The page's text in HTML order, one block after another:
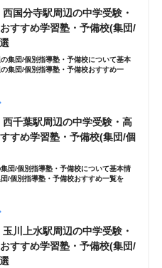
西国分寺駅周辺の中学受験・
すすめ学習塾・予備校(集団/
集団/個別指導塾・予備校について基本
集団/個別指導塾・予備校おすすめ一
西千葉駅周辺の中学受験・高
すめ学習塾・予備校(集団/個
団/個別指導塾・予備校について基本情
/個別指導塾・予備校おすすめ一覧を
玉川上水駅周辺の中学受験・
すすめ学習塾・予備校(集団/